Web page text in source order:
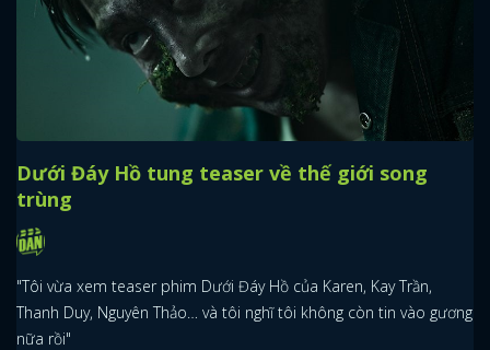
Dưới Đáy Hồ tung teaser về thế giới song
trùng
"Tôi vừa xem teaser phim Dưới Đáy Hồ của Karen, Kay Trần,
Thanh Duy, Nguyên Thảo… và tôi nghĩ tôi không còn tin vào gương
nữa rồi"